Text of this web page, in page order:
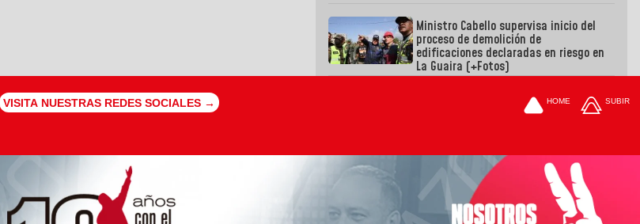
Ministro Cabello supervisa inicio del
proceso de demolición de
edificaciones declaradas en riesgo en
La Guaira (+Fotos)
VISITA NUESTRAS REDES SOCIALES → HOME SUBIR